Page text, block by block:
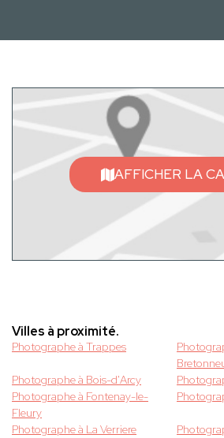
AFFICHER LA
Villes à proximité.
Photographe à Trappes
Photographe à Bois-d'Arcy
Photographe à Fontenay-le-
Fleury
Photographe à La Verriere